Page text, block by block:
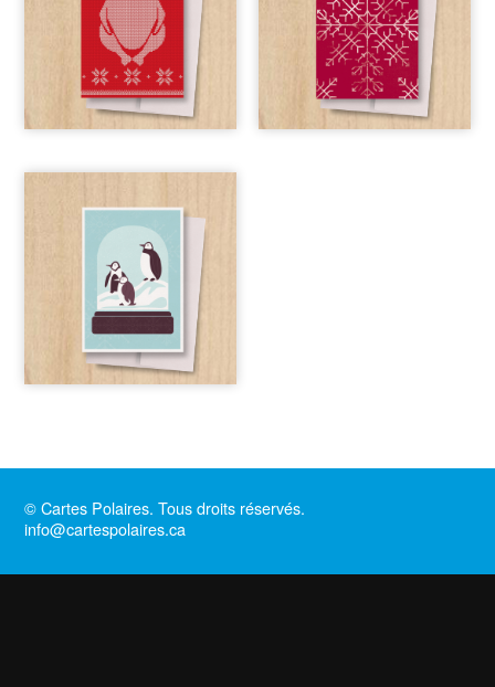
© Cartes Polaires. Tous droits réservés.
info@cartespolaires.ca